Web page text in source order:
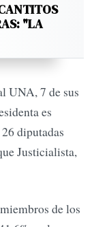
"LA
UNA, 7 de sus
es
diputadas
Justicialista,
de los